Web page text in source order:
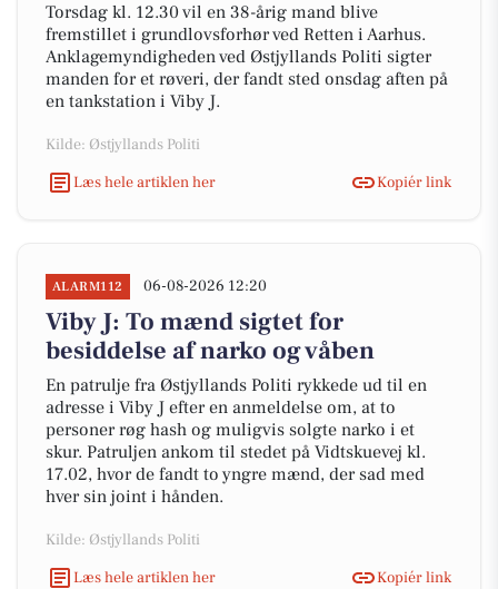
Torsdag kl. 12.30 vil en 38-årig mand blive
fremstillet i grundlovsforhør ved Retten i Aarhus.
Anklagemyndigheden ved Østjyllands Politi sigter
manden for et røveri, der fandt sted onsdag aften på
en tankstation i Viby J.
Kilde: Østjyllands Politi
Læs hele artiklen her
Kopiér link
ALARM112 06-08-2026 12:20
Viby J: To mænd sigtet for
besiddelse af narko og våben
En patrulje fra Østjyllands Politi rykkede ud til en
adresse i Viby J efter en anmeldelse om, at to
personer røg hash og muligvis solgte narko i et
skur. Patruljen ankom til stedet på Vidtskuevej kl.
17.02, hvor de fandt to yngre mænd, der sad med
hver sin joint i hånden.
Kilde: Østjyllands Politi
Læs hele artiklen her
Kopiér link